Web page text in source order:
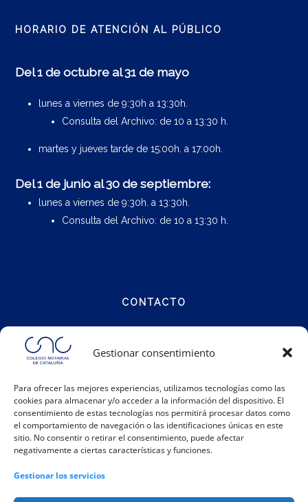
Gestionar consentimiento
Para ofrecer las mejores experiencias, utilizamos tecnologías como las
cookies para almacenar y/o acceder a la información del dispositivo. El
consentimiento de estas tecnologías nos permitirá procesar datos como
el comportamiento de navegación o las identificaciones únicas en este
sitio. No consentir o retirar el consentimiento, puede afectar
negativamente a ciertas características y funciones.
Gestionar los servicios
HORARIO DE ATENCIÓN AL PÚBLICO
Del 1 de octubre al 31 de mayo
lunes a viernes de 9:30h a 13:30h.
Consulta del Archivo: de 10 a 13:30 h.
martes y jueves tarde de 15:00h. a 17:00h.
Del 1 de junio al 30 de septiembre:
lunes a viernes de 9:30h. a 13:30h.
Consulta del Archivo: de 10 a 13:30 h.
CONTACTO
Teléfono:93 317 48 00
Email:info@catalunya.notariado.org